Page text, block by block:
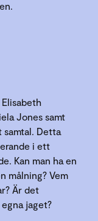
Jones samt
samtal. Detta
i ett
Kan man ha en
målning? Vem
Är det
jaget?